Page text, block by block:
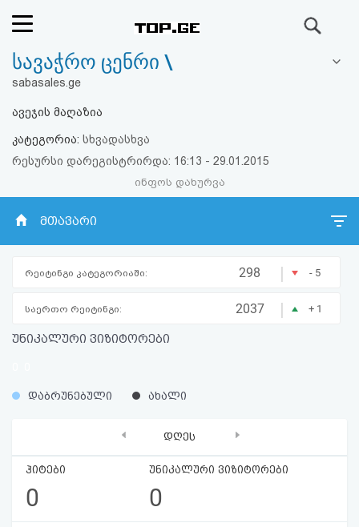
რეიტინგი
ფოსტა
პასუხი
პაროლის
სალიცენზიო
სავაჭრო ცენრი \
sabasales.ge
ავეჯის მაღაზია
კატეგორია: სხვადასხვა
რესურსი დარეგისტრირდა: 16:13 - 29.01.2015
ინფოს დახურვა
მთავარი
რეიტინგი კატეგორიაში: 298 | - 5
საერთო რეიტინგი: 2037 | + 1
უნიკალური ვიზიტორები
%
% დაბრუნებული ახალი
დღეს
ჰიტები
0
უნიკალური ვიზიტორები
0
‹ ›